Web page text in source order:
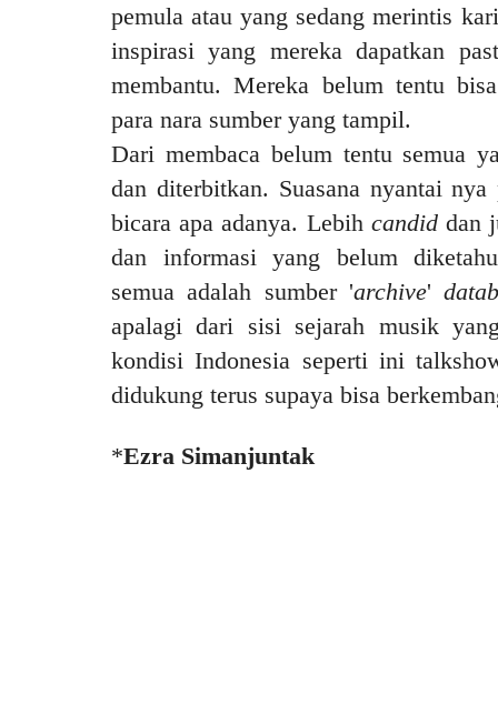
pemula atau yang sedang merintis
inspirasi yang mereka dapatkan
membantu. Mereka belum tentu
para nara sumber yang tampil.
Dari membaca belum tentu semua
dan diterbitkan. Suasana nyantai
bicara apa adanya. Lebih candiddan
dan informasi yang belum
semua adalah sumber 'archive'
apalagi dari sisi sejarah musik
kondisi Indonesia seperti ini
didukung terus supaya bisa
*Ezra Simanjuntak